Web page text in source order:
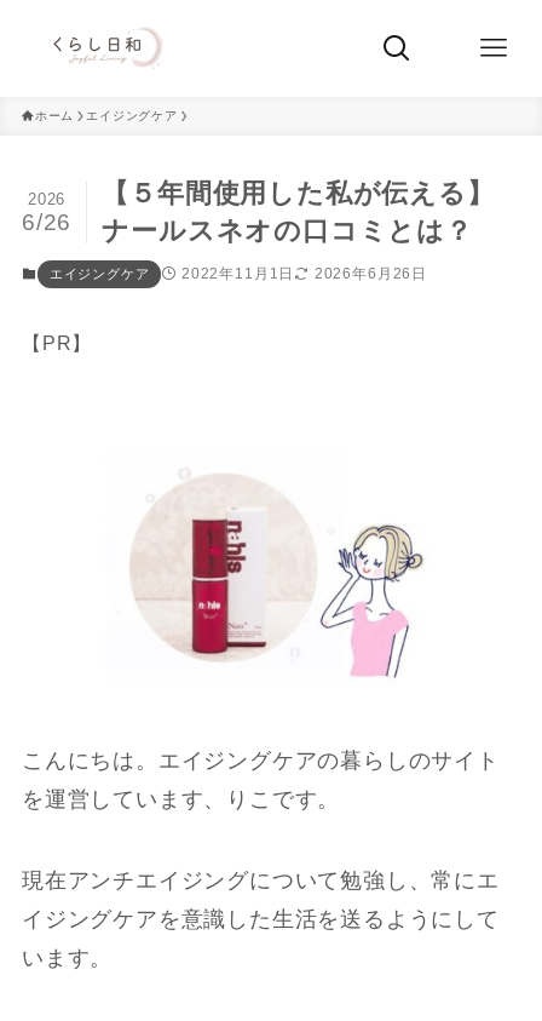
ホーム エイジングケア
【５年間使用した私が伝える】
ナールスネオの口コミとは？
2026
6/26
エイジングケア 2022年11月1日 2026年6月26日
【PR】
こんにちは。エイジングケアの暮らしのサイト
を運営しています、りこです。
現在アンチエイジングについて勉強し、常にエ
イジングケアを意識した生活を送るようにして
います。